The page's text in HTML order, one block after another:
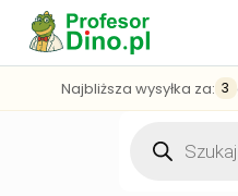
Najbliższa wysyłka za: 3
produktów